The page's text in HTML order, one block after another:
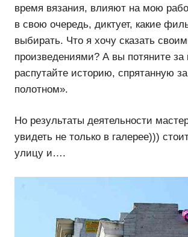
время вязания, влияют на мою
в свою очередь, диктует, какие
выбирать. Что я хочу сказать
произведениями? А вы потяните за
распутайте историю, спрятанную
полотном».
Но результаты деятельности
увидеть не только в галерее)))
улицу и….